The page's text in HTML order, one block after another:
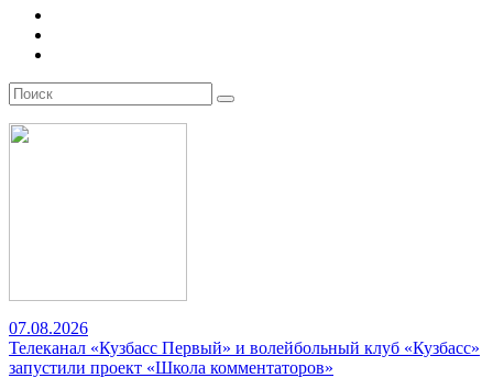
07.08.2026
Телеканал «Кузбасс Первый» и волейбольный клуб «Кузбасс»
запустили проект «Школа комментаторов»